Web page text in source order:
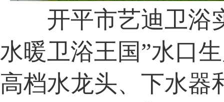
开平市艺迪卫浴
水暖卫浴王国”水口
高档水龙头、下水器